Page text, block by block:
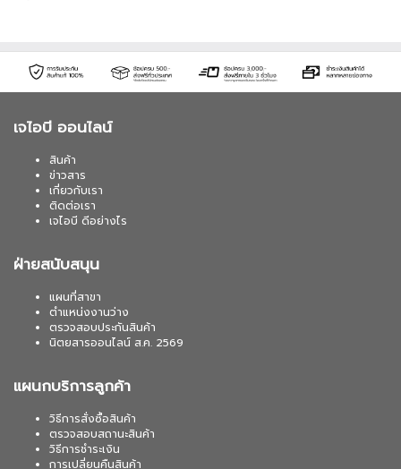
เจไอบี ออนไลน์
สินค้า
ข่าวสาร
เกี่ยวกับเรา
ติดต่อเรา
เจไอบี ดีอย่างไร
ฝ่ายสนับสนุน
แผนที่สาขา
ตำแหน่งงานว่าง
ตรวจสอบประกันสินค้า
นิตยสารออนไลน์ ส.ค. 2569
แผนกบริการลูกค้า
วิธีการสั่งซื้อสินค้า
ตรวจสอบสถานะสินค้า
วิธีการชำระเงิน
การเปลี่ยนคืนสินค้า